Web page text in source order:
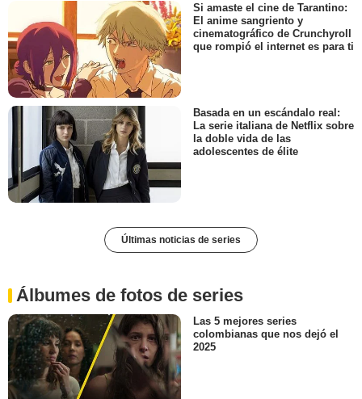
Si amaste el cine de Tarantino:
El anime sangriento y
cinematográfico de Crunchyroll
que rompió el internet es para ti
Basada en un escándalo real:
La serie italiana de Netflix sobre
la doble vida de las
adolescentes de élite
Últimas noticias de series
Álbumes de fotos de series
Las 5 mejores series
colombianas que nos dejó el
2025